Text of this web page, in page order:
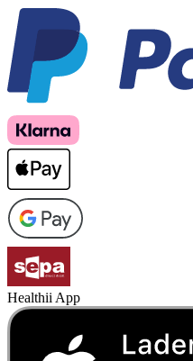
Healthii App